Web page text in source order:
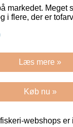
markedet. Meget
i flere, der er
Læs mere »
Køb nu »
webshops er